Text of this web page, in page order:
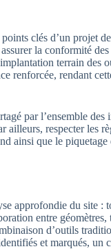
clés d’un projet
la conformité
terrain des
renforcée, rendant
par l’ensemble des
respecter les
ainsi que le
approfondie du site :
entre géomètres,
d’outils
et marqués, un